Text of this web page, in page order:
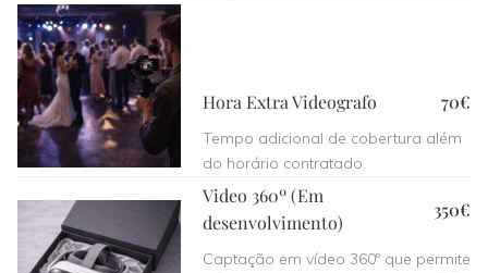
Hora Extra Videografo 70€
Tempo adicional de cobertura além
do horário contratado.
Video 360º (Em
desenvolvimento)
350€
Captação em vídeo 360º que permite